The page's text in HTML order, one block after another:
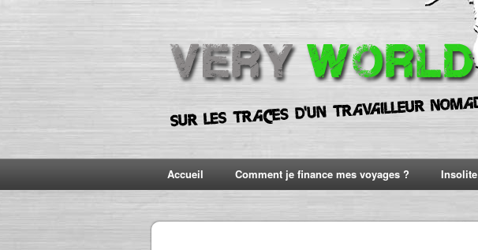
Accueil Comment je finance mes voyages ? Insolite